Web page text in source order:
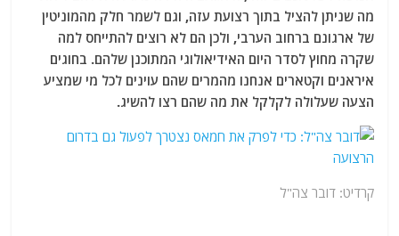
מה שניתן להציל בתוך רצועת עזה, וגם לשמר חלק מהמוניטין
של ארגונם ברחוב הערבי, ולכן הם לא רוצים להתייחס למה
שקרה מחוץ לסדר היום האידיאולוגי המתוכנן שלהם. בחוגים
איראנים וקטארים אנחנו מהמרים שהם עוינים לכל מי שמציע
הצעה שעלולה לקלקל את מה שהם רצו להשיג.
קרדיט: דובר צה"ל